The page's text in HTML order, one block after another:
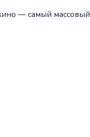
— самый массовый